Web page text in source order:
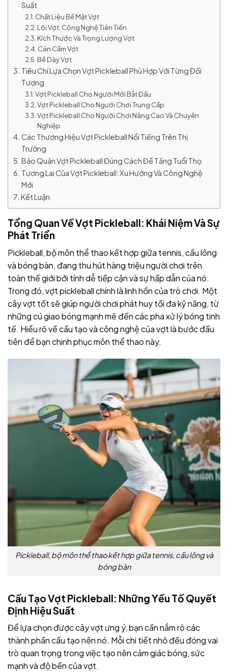
Suất
Chất Liệu Bề Mặt Vợt
Lõi Vợt: Công Nghệ Tiên Tiến
Kích Thước Và Trọng Lượng Vợt
Cán Cầm Vợt
Bề Dày Vợt
Tiêu Chí Lựa Chọn Vợt Pickleball Phù Hợp Với Từng Đối
Tượng
Vợt Pickleball Cho Người Mới Bắt Đầu
Vợt Pickleball Cho Người Chơi Trung Cấp
Vợt Pickleball Cho Người Chơi Nâng Cao Và Chuyên
Nghiệp
Các Thương Hiệu Vợt Pickleball Nổi Tiếng Trên Thị
Trường
Bảo Quản Vợt Pickleball Đúng Cách Để Tăng Tuổi Thọ
Tương Lai Của Vợt Pickleball: Xu Hướng Và Công Nghệ
Mới
Kết Luận
Tổng Quan Về Vợt Pickleball: Khái Niệm Và Sự
Phát Triển
Pickleball, bộ môn thể thao kết hợp giữa tennis, cầu lông
và bóng bàn, đang thu hút hàng triệu người chơi trên
toàn thế giới bởi tính dễ tiếp cận và sự hấp dẫn của nó.
Trong đó, vợt pickleball chính là linh hồn của trò chơi. Một
cây vợt tốt sẽ giúp người chơi phát huy tối đa kỹ năng, từ
những cú giao bóng mạnh mẽ đến các pha xử lý bóng tinh
tế. Hiểu rõ về cấu tạo và công nghệ của vợt là bước đầu
tiên để bạn chinh phục môn thể thao này.
Pickleball, bộ môn thể thao kết hợp giữa tennis, cầu lông và
bóng bàn
Cấu Tạo Vợt Pickleball: Những Yếu Tố Quyết
Định Hiệu Suất
Để lựa chọn được cây vợt ưng ý, bạn cần nắm rõ các
thành phần cấu tạo nên nó. Mỗi chi tiết nhỏ đều đóng vai
trò quan trọng trong việc tạo nên cảm giác bóng, sức
mạnh và độ bền của vợt.